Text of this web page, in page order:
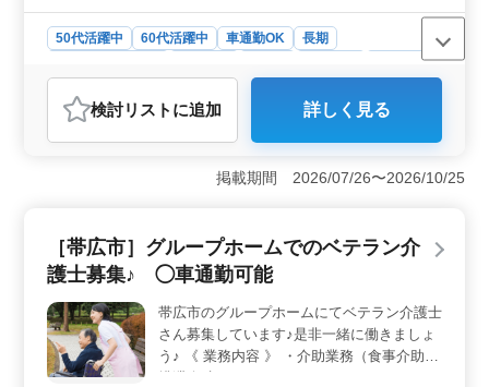
験を活かして、厨房で活躍してみませんか？
50代活躍中 60代活躍中 車通勤OK
長期
派遣社員
おすすめポイント
＜高い年収と充実した福利厚生＞ 年収300万円〜500万
円と高めの給与設定に加え、雇用保険、労災保険、健康
保険、厚生年金、退職金制度、育児休業取得実績、介護
な勤務体制＞ 週3〜5日の勤務で、シフトによる月9日休
（2月のみ月8回休）や有給休暇があり、プライベートと
時30分、10時30分〜19時30分のシフト制で、月10時間程
度の残業も少なめです。 ＜通勤の利便性と食事補助
＞ 無料駐車場が完備されており、車通勤が可能です。
さらに、制服貸与や食事補助制度、自動車保険補助制度
検討リスト に追加 詳しく見る
掲載期間 2026/07/26〜2026/10/25
［帯広市］グループホームでのベテラン介
護士募集♪ ◯車通勤可能
帯広市のグループホームにてベテラン介護士
さん募集しています♪是非一緒に働きましょ
う♪ 《 業務内容 》 ・介助業務（食事介助、